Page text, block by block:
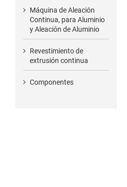
Máquina de Aleación
Continua, para Aluminio
y Aleación de Aluminio
Revestimiento de
extrusión continua
Componentes